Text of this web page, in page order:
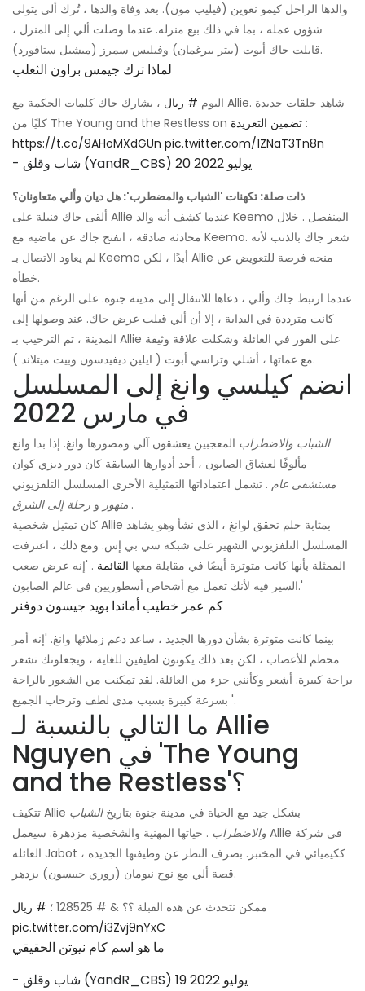
والدها الراحل كيمو نغوين (فيليب مون). بعد وفاة والدها ، تُرك ألي يتولى
شؤون عمله ، بما في ذلك بيع منزله. عندما وصلت ألي إلى المنزل ،
قابلت جاك أبوت (بيتر بيرغمان) وفيليس سمرز (ميشيل ستافورد).
لماذا ترك جيمس براون الثعلب
اليوم # ريال ، يشارك جاك كلمات الحكمة مع Allie. شاهد حلقات جديدة
كليًا من The Young and the Restless on تضمين التغريدة :
https://t.co/9AHoMXdGUn pic.twitter.com/1ZNaT3Tn8n
- شاب وقلق (YandR_CBS) 20 يوليو 2022
ذات صلة: تكهنات 'الشباب والمضطرب': هل ديان وألي متعاونان؟
ألقى جاك قنبلة على Allie عندما كشف أنه والد Keemo المنفصل . خلال
محادثة صادقة ، انفتح جاك عن ماضيه مع Keemo. شعر جاك بالذنب لأنه
لم يعاود الاتصال بـ Keemo أبدًا ، لكن Allie منحه فرصة للتعويض عن
خطأه.
عندما ارتبط جاك وألي ، دعاها للانتقال إلى مدينة جنوة. على الرغم من أنها
كانت مترددة في البداية ، إلا أن ألي قبلت عرض جاك. عند وصولها إلى
المدينة ، تم الترحيب بـ Allie على الفور في العائلة وشكلت علاقة وثيقة
مع عماتها ، أشلي وتراسي أبوت ( ايلين ديفيدسون وبيت ميتلاند ).
انضم كيلسي وانغ إلى المسلسل
في مارس 2022
الشباب والاضطراب المعجبين يعشقون آلي ومصورها وانغ. إذا بدا وانغ
مألوفًا لعشاق الصابون ، أحد أدوارها السابقة كان دور ديزي كوان
مستشفى عام . تشمل اعتماداتها التمثيلية الأخرى المسلسل التلفزيوني
متهور و رحلة إلى الشرق
.
كان تمثيل شخصية Allie بمثابة حلم تحقق لوانغ ، الذي نشأ وهو يشاهد
المسلسل التلفزيوني الشهير على شبكة سي بي إس. ومع ذلك ، اعترفت
الممثلة بأنها كانت متوترة أيضًا في مقابلة معها القائمة . 'إنه عرض صعب
السير فيه لأنك تعمل مع أشخاص أسطوريين في عالم الصابون.'
كم عمر خطيب أماندا بويد جيسون دوفنر
بينما كانت متوترة بشأن دورها الجديد ، ساعد دعم زملائها وانغ. 'إنه أمر
محطم للأعصاب ، لكن بعد ذلك يكونون لطيفين للغاية ، ويجعلونك تشعر
براحة كبيرة. أشعر وكأنني جزء من العائلة. لقد تمكنت من الشعور بالراحة
بسرعة كبيرة بسبب مدى لطف وترحاب الجميع '.
ما التالي بالنسبة لـ Allie
Nguyen في 'The Young
and the Restless'؟
تتكيف Allie بشكل جيد مع الحياة في مدينة جنوة بتاريخالشباب
والاضطراب . حياتها المهنية والشخصية مزدهرة. سيعمل Allie في شركة
العائلة Jabot ككيميائي في المختبر. بصرف النظر عن وظيفتها الجديدة ،
قصة ألي مع نوح نيومان (روري جيبسون) يزدهر.
ممكن نتحدث عن هذه القبلة ؟؟ & # 128525 ؛
# ريال
pic.twitter.com/i3Zvj9nYxC
ما هو اسم كام نيوتن الحقيقي
- شاب وقلق (YandR_CBS)
19 يوليو 2022